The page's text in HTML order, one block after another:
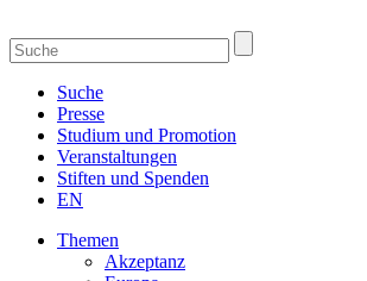
Suche
Presse
Studium und Promotion
Veranstaltungen
Stiften und Spenden
EN
Themen
Akzeptanz